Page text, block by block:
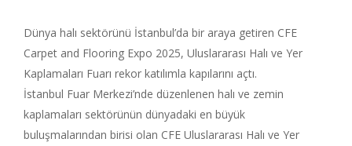
Dünya halı sektörünü İstanbul’da bir araya getiren CFE
Carpet and Flooring Expo 2025, Uluslararası Halı ve Yer
Kaplamaları Fuarı rekor katılımla kapılarını açtı.
İstanbul Fuar Merkezi’nde düzenlenen halı ve zemin
kaplamaları sektörünün dünyadaki en büyük
buluşmalarından birisi olan CFE Uluslararası Halı ve Yer